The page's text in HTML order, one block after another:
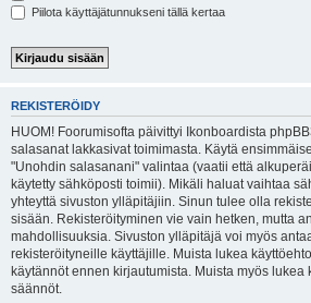
Piilota käyttäjätunnukseni tällä kertaa
REKISTERÖIDY
HUOM! Foorumisofta päivittyi Ikonboardista
salasanat lakkasivat toimimasta. Käytä
"Unohdin salasanani" valintaa (vaatii että
käytetty sähköposti toimii). Mikäli haluat vaihtaa
yhteyttä sivuston ylläpitäjiin. Sinun tulee olla
sisään. Rekisteröityminen vie vain hetken, mutta
mahdollisuuksia. Sivuston ylläpitäjä voi myös
rekisteröityneille käyttäjille. Muista lukea
käytännöt ennen kirjautumista. Muista myös lukea
säännöt.